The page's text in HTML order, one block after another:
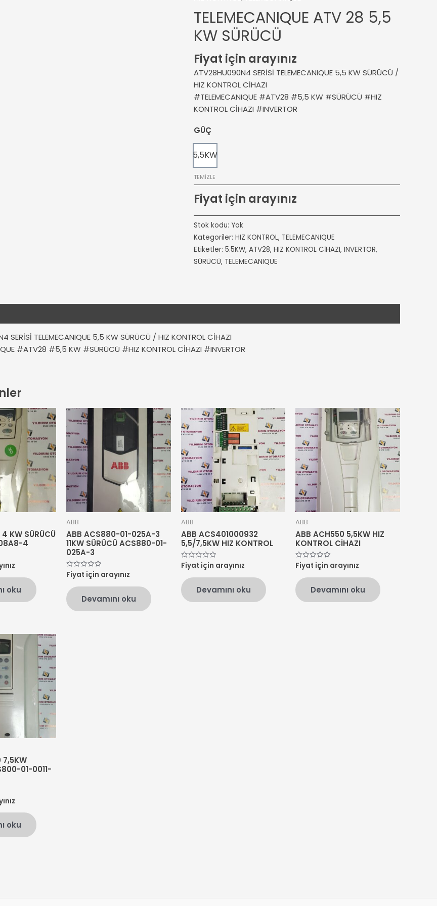
TELEMECANIQUE ATV 28 5,5
KW SÜRÜCÜ
Fiyat için arayınız
ATV28HU090N4 SERİSİ TELEMECANIQUE 5,5 KW SÜRÜCÜ /
HIZ KONTROL CİHAZI
#TELEMECANIQUE #ATV28 #5,5 KW #SÜRÜCÜ #HIZ
KONTROL CİHAZI #INVERTOR
GÜÇ
5,5KW
TEMIZLE
Fiyat için arayınız
Stok kodu: Yok
Kategoriler: HIZ KONTROL, TELEMECANIQUE
Etiketler: 5.5KW, ATV28, HIZ KONTROL CİHAZI, INVERTOR,
SÜRÜCÜ, TELEMECANIQUE
SERİSİ TELEMECANIQUE 5,5 KW SÜRÜCÜ / HIZ KONTROL CİHAZI
#ATV28 #5,5 KW #SÜRÜCÜ #HIZ KONTROL CİHAZI #INVERTOR
KW SÜRÜCÜ
4
oku
ABB
ABB ACS880-01-025A-3
11KW SÜRÜCÜ ACS880-01-
025A-3
5
üzerinden
oy
aldı
Fiyat için arayınız
Devamını oku
ABB
ABB ACS401000932
5,5/7,5KW HIZ KONTROL
5
üzerinden
oy
aldı
Fiyat için arayınız
Devamını oku
ABB
ABB ACH550 5,5KW HIZ
KONTROL CİHAZI
5
üzerinden
oy
aldı
Fiyat için arayınız
Devamını oku
7,5KW
01-0011-
oku